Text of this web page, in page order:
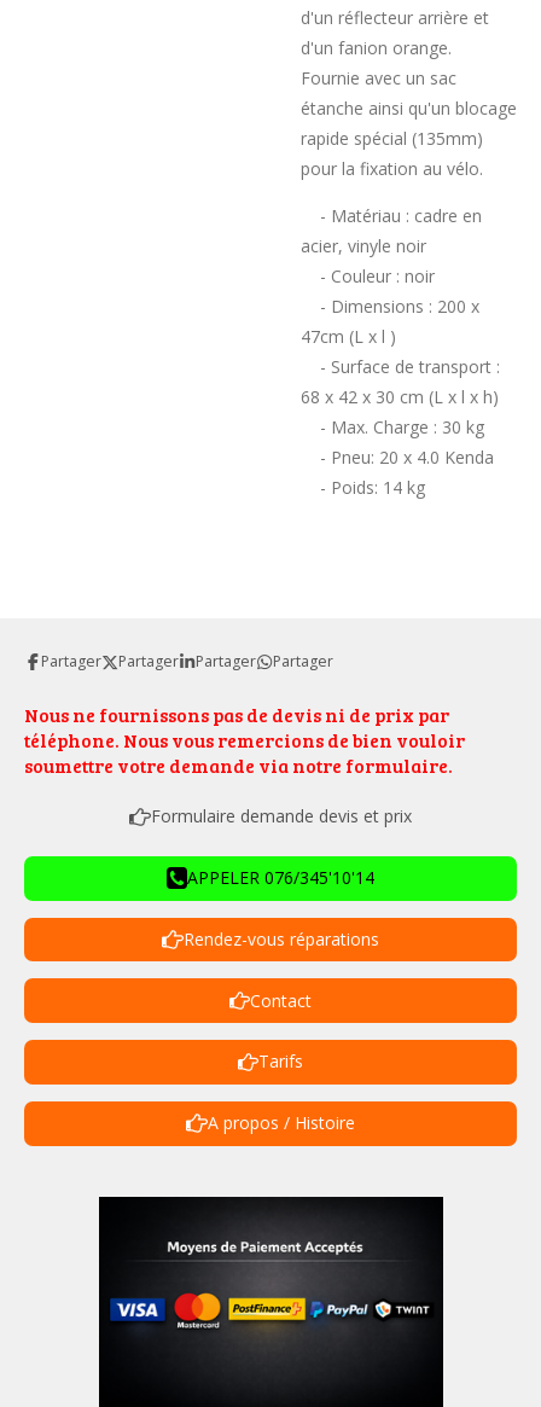
d'un réflecteur arrière et
d'un fanion orange.
Fournie avec un sac
étanche ainsi qu'un blocage
rapide spécial (135mm)
pour la fixation au vélo.
- Matériau : cadre en
acier, vinyle noir
- Couleur : noir
- Dimensions : 200 x
47cm (L x l )
- Surface de transport :
68 x 42 x 30 cm (L x l x h)
- Max. Charge : 30 kg
- Pneu: 20 x 4.0 Kenda
- Poids: 14 kg
Partager Partager Partager Partager
Nous ne fournissons pas de devis ni de prix par
téléphone. Nous vous remercions de bien vouloir
soumettre votre demande via notre formulaire.
Formulaire demande devis et prix
APPELER 076/345'10'14
Rendez-vous réparations
Contact
Tarifs
A propos / Histoire